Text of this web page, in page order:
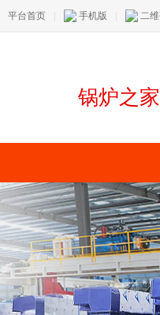
平台首页 手机版 二
锅炉之